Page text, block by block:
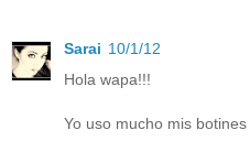
Sarai 10/1/12
Hola wapa!!!
Yo uso mucho mis